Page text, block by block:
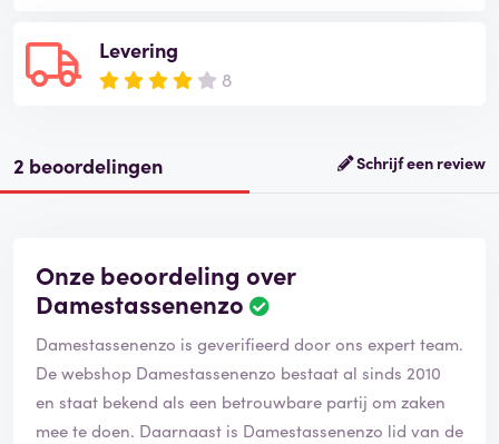
Levering
8
2 beoordelingen Schrijf een review
Onze beoordeling over
Damestassenenzo
Damestassenenzo is geverifieerd door ons expert team.
De webshop Damestassenenzo bestaat al sinds 2010
en staat bekend als een betrouwbare partij om zaken
mee te doen. Daarnaast is Damestassenenzo lid van de